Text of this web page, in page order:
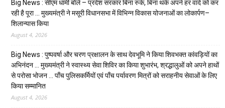
Big News : सीएम धामी बोले – प्रदेश सरकार बिना रुके, बिना थके अपने हर वादे को कर
रही है पूरा … मुख्यमंत्री ने मसूरी विधानसभा में विभिन्न विकास योजनाओं का लोकार्पण–
शिलान्यास किया
August 4, 2026
Big News : पुष्पवर्षा और चरण प्रक्षालन के साथ देवभूमि ने किया शिवभक्त कांवड़ियों का
अभिनंदन … मुख्यमंत्री ने स्वास्थ्य सेवा शिविर का किया शुभारंभ, श्रद्धालुओं को अपने हाथों
से परोसा भोजन … पाँच पुलिसकर्मियों एवं पाँच पर्यावरण मित्रों को सराहनीय सेवाओं के लिए
किया सम्मानित
August 4, 2026